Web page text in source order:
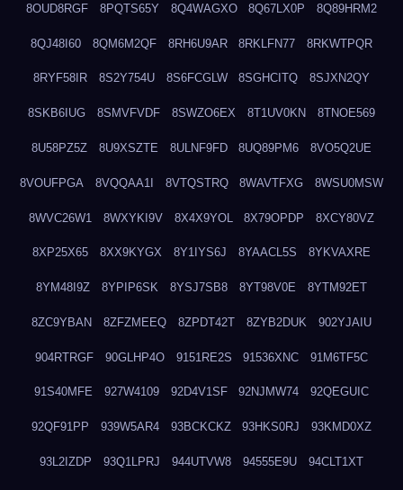
8OUD8RGF 8PQTS65Y 8Q4WAGXO 8Q67LX0P 8Q89HRM2
8QJ48I60 8QM6M2QF 8RH6U9AR 8RKLFN77 8RKWTPQR
8RYF58IR 8S2Y754U 8S6FCGLW 8SGHCITQ 8SJXN2QY
8SKB6IUG 8SMVFVDF 8SWZO6EX 8T1UV0KN 8TNOE569
8U58PZ5Z 8U9XSZTE 8ULNF9FD 8UQ89PM6 8VO5Q2UE
8VOUFPGA 8VQQAA1I 8VTQSTRQ 8WAVTFXG 8WSU0MSW
8WVC26W1 8WXYKI9V 8X4X9YOL 8X79OPDP 8XCY80VZ
8XP25X65 8XX9KYGX 8Y1IYS6J 8YAACL5S 8YKVAXRE
8YM48I9Z 8YPIP6SK 8YSJ7SB8 8YT98V0E 8YTM92ET
8ZC9YBAN 8ZFZMEEQ 8ZPDT42T 8ZYB2DUK 902YJAIU
904RTRGF 90GLHP4O 9151RE2S 91536XNC 91M6TF5C
91S40MFE 927W4109 92D4V1SF 92NJMW74 92QEGUIC
92QF91PP 939W5AR4 93BCKCKZ 93HKS0RJ 93KMD0XZ
93L2IZDP 93Q1LPRJ 944UTVW8 94555E9U 94CLT1XT